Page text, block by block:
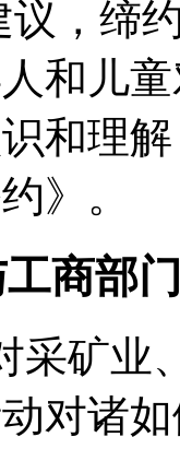
议，缔
和儿
和理
》。
商部
采矿业
对诸